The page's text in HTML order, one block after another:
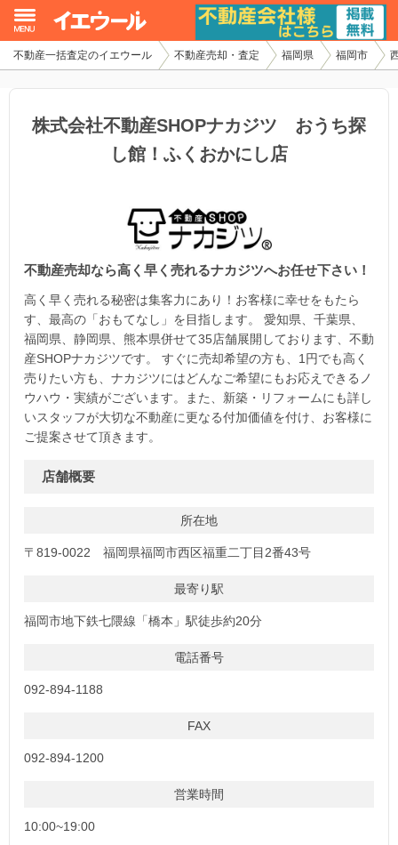
不動産一括査定のイエウール 不動産売却・査定 福岡県 福岡市
株式会社不動産SHOPナカジツ おうち探
し館！ふくおかにし店
不動産売却なら高く早く売れるナカジツへお任せ下さい！
高く早く売れる秘密は集客力にあり！お客様に幸せをもたら
す、最高の「おもてなし」を目指します。 愛知県、千葉県、
福岡県、静岡県、熊本県併せて35店舗展開しております、不動
産SHOPナカジツです。 すぐに売却希望の方も、1円でも高く
売りたい方も、ナカジツにはどんなご希望にもお応えできるノ
ウハウ・実績がございます。また、新築・リフォームにも詳し
いスタッフが大切な不動産に更なる付加価値を付け、お客様に
ご提案させて頂きます。
店舗概要
所在地
〒819-0022 福岡県福岡市西区福重二丁目2番43号
最寄り駅
福岡市地下鉄七隈線「橋本」駅徒歩約20分
電話番号
092-894-1188
FAX
092-894-1200
営業時間
10:00~19:00
イエウール加盟希望の不動産会社様
不動産売却の流れ
家査定シミュレーター